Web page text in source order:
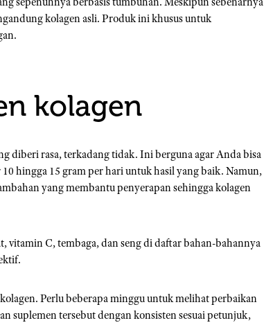
kolagen asli. Produk ini khusus untuk
kolagen
diberi rasa, terkadang tidak. Ini berguna agar Anda bisa
hingga 15 gram per hari untuk hasil yang baik. Namun,
yang membantu penyerapan sehingga kolagen
vitamin C, tembaga, dan seng di daftar bahan-bahannya
Perlu beberapa minggu untuk melihat perbaikan
suplemen tersebut dengan konsisten sesuai petunjuk,